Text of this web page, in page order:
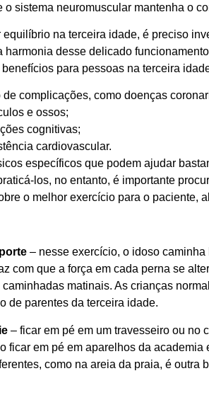
o sistema neuromuscular mantenha o
equilíbrio na terceira idade, é preciso
harmonia desse delicado
para pessoas na terceira
de complicações, como doenças
e ossos;
cognitivas;
cardiovascular.
específicos que podem ajudar
los, no entanto, é importante
o melhor exercício para o paciente,
– nesse exercício, o idoso
com que a força em cada perna se
matinais. As crianças
de parentes da terceira idade.
– ficar em pé em um travesseiro ou no
ficar em pé em aparelhos da
como na areia da praia, é outra